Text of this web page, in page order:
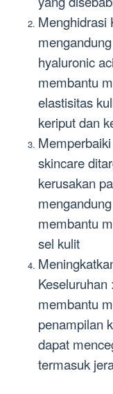
Menghidrasi
hyaluronic
membantu
elastisitas
keriput dan
skincare
kerusakan
membantu
sel kulit
membantu
penampilan
dapat
termasuk